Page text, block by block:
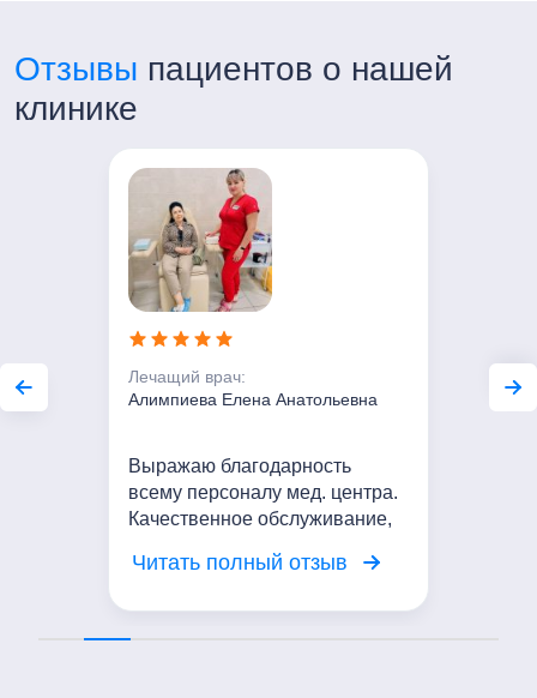
Отзывы пациентов о нашей
клинике
Лечащий врач:
Алимпиева Елена Анатольевна
Выражаю благодарность
всему персоналу мед. центра.
Качественное обслуживание,
довольна посещением центра!
Читать полный отзыв